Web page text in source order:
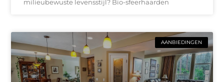
milieubewuste levensstijl? Bio-sfeerhaarden
AANBIEDINGEN